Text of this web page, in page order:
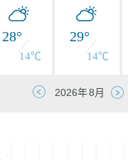
28°
14℃
29°
14℃